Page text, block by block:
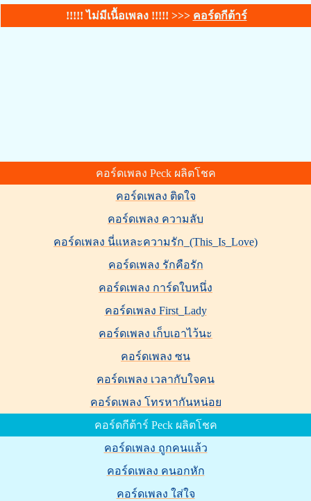
!!!!! ไม่มีเนื้อเพลง !!!!! >>> คอร์ดกีต้าร์
คอร์ดเพลง Peck ผลิตโชค
คอร์ดเพลง ติดใจ
คอร์ดเพลง ความลับ
คอร์ดเพลง นี่แหละความรัก_(This_Is_Love)
คอร์ดเพลง รักคือรัก
คอร์ดเพลง การ์ดใบหนึ่ง
คอร์ดเพลง First_Lady
คอร์ดเพลง เก็บเอาไว้นะ
คอร์ดเพลง ซน
คอร์ดเพลง เวลากับใจคน
คอร์ดเพลง โทรหากันหน่อย
คอร์ดกีต้าร์ Peck ผลิตโชค
คอร์ดเพลง ถูกคนแล้ว
คอร์ดเพลง คนอกหัก
คอร์ดเพลง ใส่ใจ